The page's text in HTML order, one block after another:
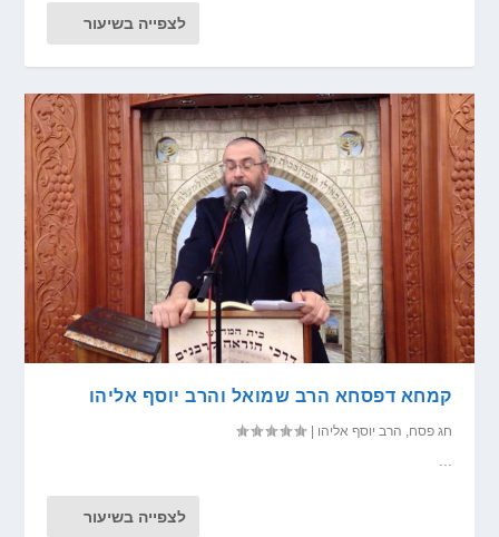
לצפייה בשיעור
קמחא דפסחא הרב שמואל והרב יוסף אליהו
חג פסח הרב יוסף אליהו |
לצפייה בשיעור